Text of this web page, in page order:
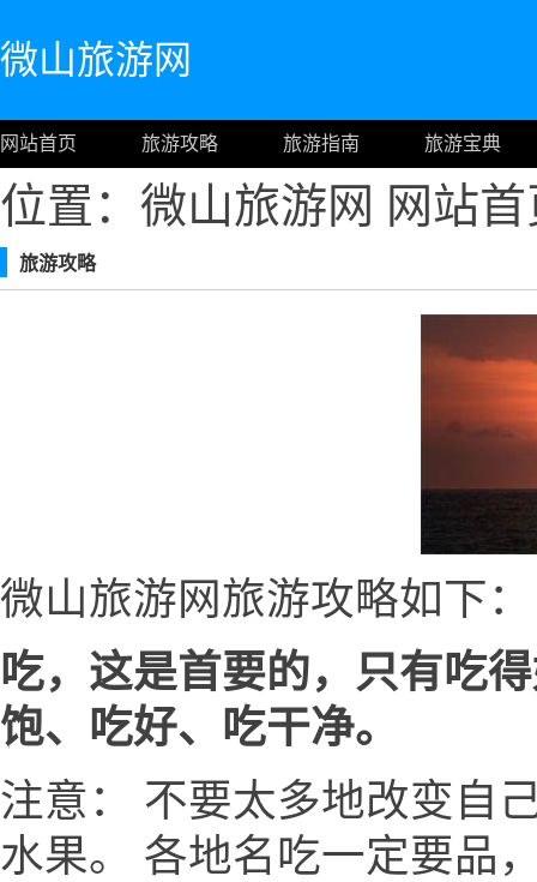
微山旅游网
网站首页 旅游攻略 旅游指南 旅游宝典
位置：微山旅游网 网站
旅游攻略
微山旅游网旅游攻略如下：
吃，这是首要的，只有吃
饱、吃好、吃干净。
注意： 不要太多地改变自
水果。 各地名吃一定要品